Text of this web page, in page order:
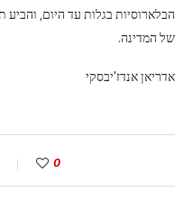
הבלארוסיות בגלות עד היום, והביע
של המדינה.
אדריאן אנדז'יבסקי
0